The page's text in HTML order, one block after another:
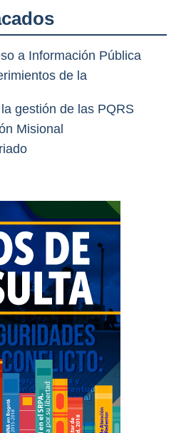
a Información Pública
de la
gestión de las PQRS
Misional